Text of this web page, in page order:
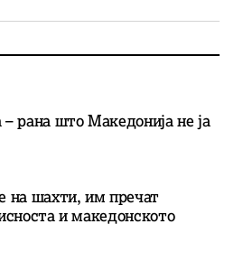
што пишуваше за старата
рана што Македонија не ја
на шахти, им пречат
и македонското